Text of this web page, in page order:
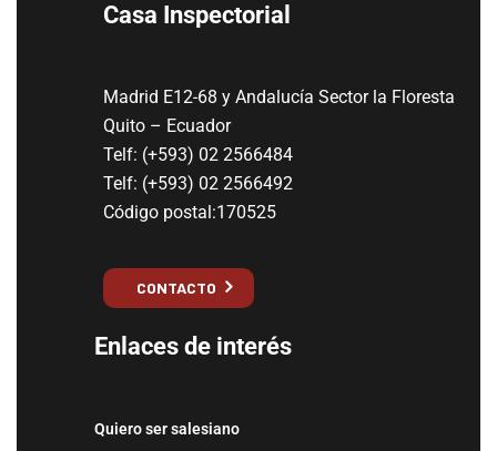
Casa Inspectorial
Madrid E12-68 y Andalucía Sector la Floresta
Quito – Ecuador
Telf: (+593) 02 2566484
Telf: (+593) 02 2566492
Código postal:170525
CONTACTO
Enlaces de interés
Quiero ser salesiano